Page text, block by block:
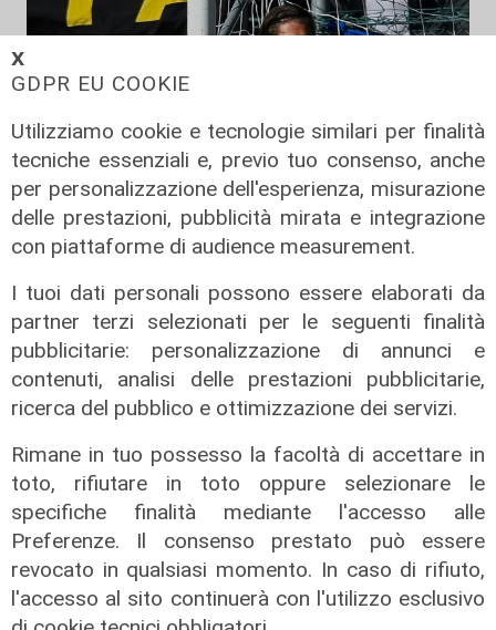
𝗫
GDPR EU COOKIE
Utilizziamo cookie e tecnologie similari per finalità
tecniche essenziali e, previo tuo consenso, anche
per personalizzazione dell'esperienza, misurazione
delle prestazioni, pubblicità mirata e integrazione
con piattaforme di audience measurement.
I tuoi dati personali possono essere elaborati da
partner terzi selezionati per le seguenti finalità
pubblicitarie: personalizzazione di annunci e
contenuti, analisi delle prestazioni pubblicitarie,
ricerca del pubblico e ottimizzazione dei servizi.
Rimane in tuo possesso la facoltà di accettare in
toto, rifiutare in toto oppure selezionare le
specifiche finalità mediante l'accesso alle
Preferenze. Il consenso prestato può essere
revocato in qualsiasi momento. In caso di rifiuto,
l'accesso al sito continuerà con l'utilizzo esclusivo
Mercato
La Sampdoria blinda Krastev: il
portiere prolunga fino al 2030
05/08/2026
di F.S.